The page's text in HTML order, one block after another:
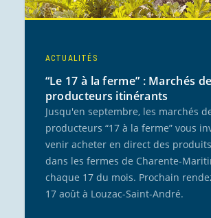
ACTUALITÉS
“Le 17 à la ferme” : Marchés de
producteurs itinérants
Jusqu'en septembre, les marchés
producteurs “17 à la ferme” vous
venir acheter en direct des
dans les fermes de Charente-
chaque 17 du mois. Prochain
17 août à Louzac-Saint-André.